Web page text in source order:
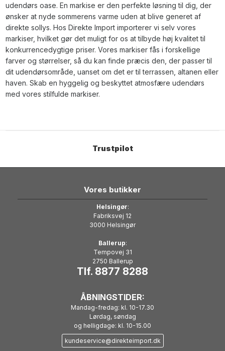
udendørs oase. En markise er den perfekte løsning til dig, der
ønsker at nyde sommerens varme uden at blive generet af
direkte sollys. Hos Direkte Import importerer vi selv vores
markiser, hvilket gør det muligt for os at tilbyde høj kvalitet til
konkurrencedygtige priser. Vores markiser fås i forskellige
farver og størrelser, så du kan finde præcis den, der passer til
dit udendørsområde, uanset om det er til terrassen, altanen eller
haven. Skab en hyggelig og beskyttet atmosfære udendørs
med vores stilfulde markiser.
Trustpilot
Vores butikker
Helsingør:
Fabriksvej 12
3000 Helsingør
Ballerup:
Tempovej 31
2750 Ballerup
Tlf. 8877 8288
ÅBNINGSTIDER:
Mandag-fredag: kl. 10-17.30
Lørdag, søndag
og helligdage: kl. 10-15.00
kundeservice@direkteimport.dk